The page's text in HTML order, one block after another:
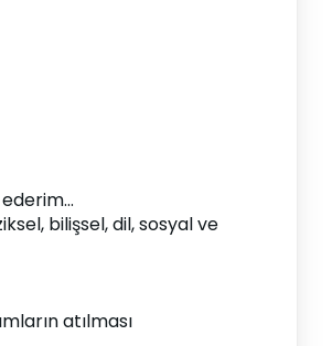
bilişsel, dil, sosyal ve
atılması